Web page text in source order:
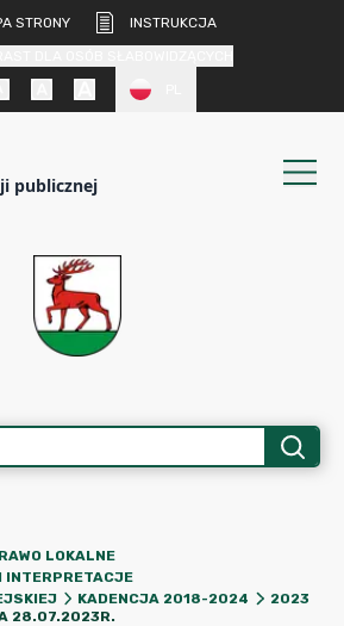
STRONY
INSTRUKCJA
publicznej
LOKALNE
INTERPRETACJE
KADENCJA 2018-2024
2023
28.07.2023R.